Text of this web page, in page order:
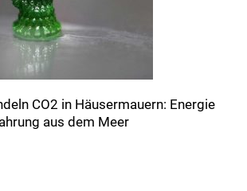
CO2 in Häusermauern: Energie
aus dem Meer